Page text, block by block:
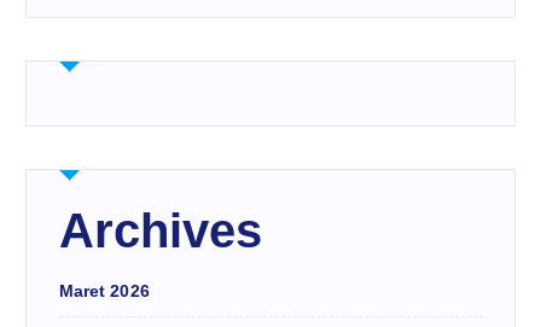
Archives
Maret 2026